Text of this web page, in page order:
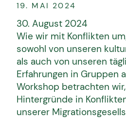
19. MAI 2024
30. August 2024
Wie wir mit Konflikten
sowohl von unseren
als auch von unseren
Erfahrungen in Gruppen
Workshop betrachten
Hintergründe in
unserer